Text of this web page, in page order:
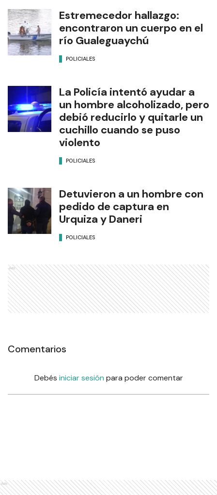
Estremecedor hallazgo:
encontraron un cuerpo en el
río Gualeguaychú
POLICIALES
La Policía intentó ayudar a
un hombre alcoholizado, pero
debió reducirlo y quitarle un
cuchillo cuando se puso
violento
POLICIALES
Detuvieron a un hombre con
pedido de captura en
Urquiza y Daneri
POLICIALES
Ads
Comentarios
Debés iniciar sesión para poder comentar
Ads